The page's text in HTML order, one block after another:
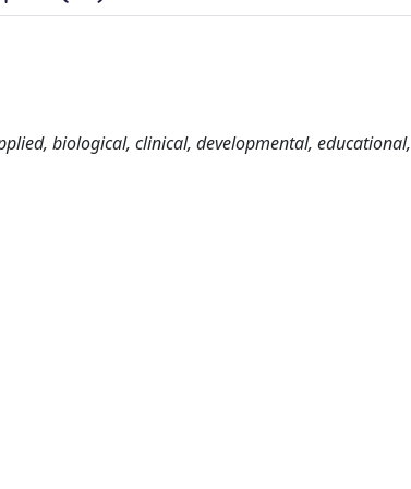
biological, clinical, developmental, educational,